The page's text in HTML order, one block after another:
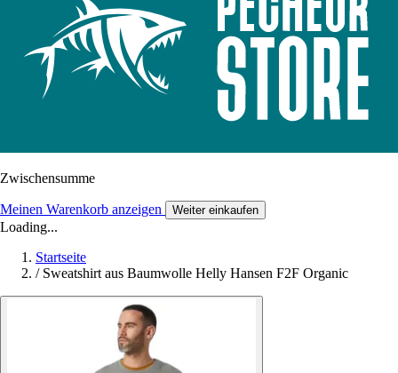
Zwischensumme
Meinen Warenkorb anzeigen Weiter einkaufen
Loading...
Startseite
/ Sweatshirt aus Baumwolle Helly Hansen F2F Organic